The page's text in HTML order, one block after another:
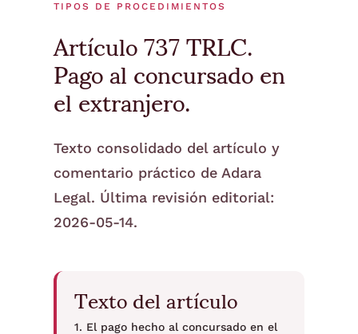
TIPOS DE PROCEDIMIENTOS
Artículo 737 TRLC.
Pago al concursado en
el extranjero.
Texto consolidado del artículo y
comentario práctico de Adara
Legal. Última revisión editorial:
2026-05-14.
Texto del artículo
1. El pago hecho al concursado en el